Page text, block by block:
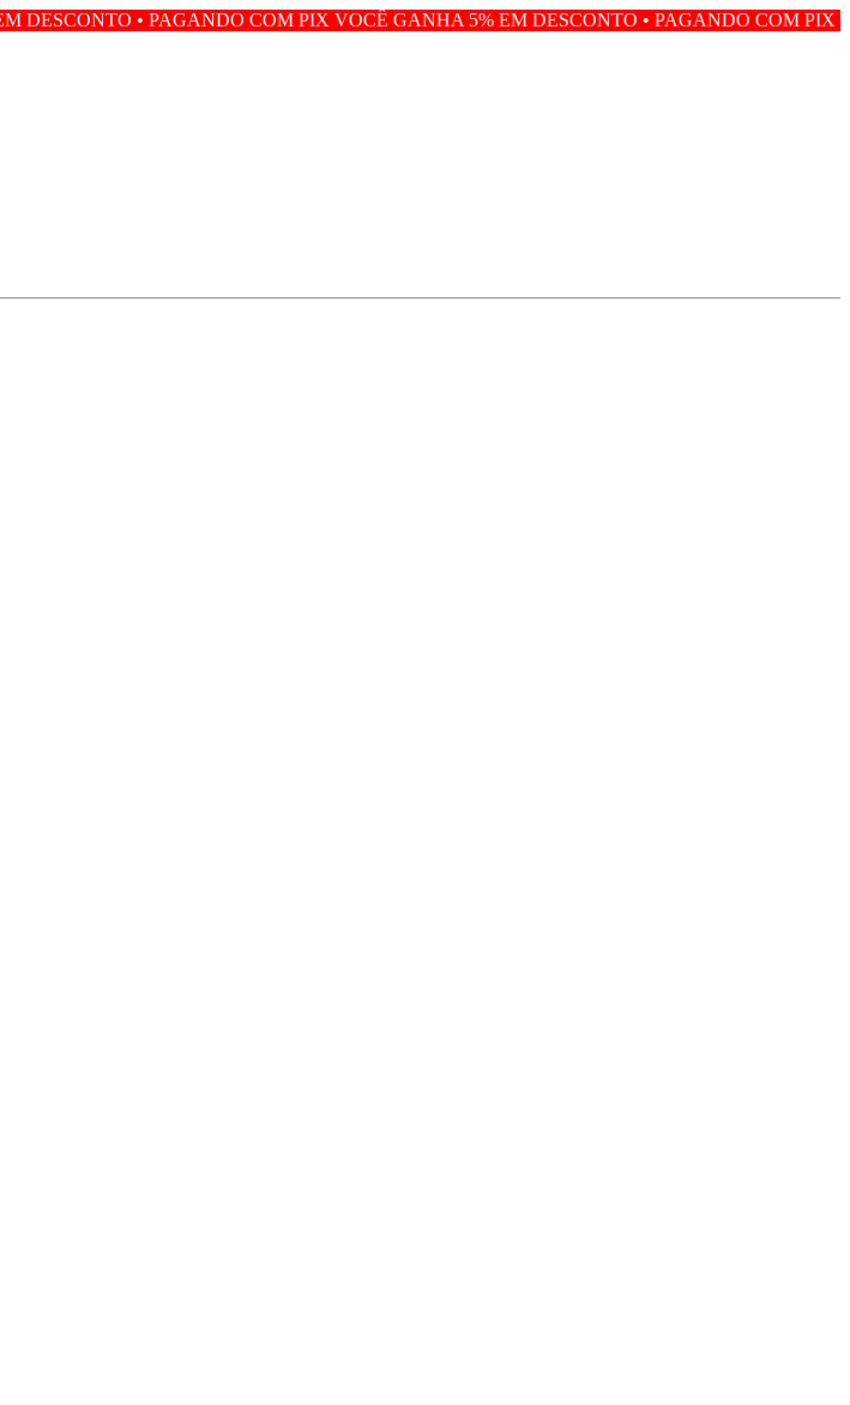
COM PIX VOCÊ GANHA 5% EM DESCONTO • PAGANDO COM PIX VOCÊ GANHA